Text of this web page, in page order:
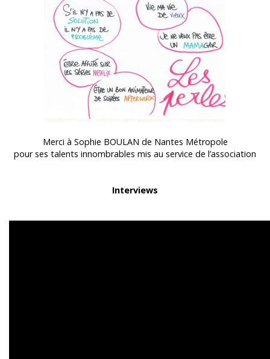
Merci à Sophie BOULAN de Nantes Métropole
pour ses talents innombrables mis au service de l’association
Interviews